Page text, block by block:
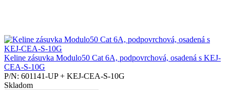
Keline zásuvka Modulo50 Cat 6A, podpovrchová, osadená s KEJ-
CEA-S-10G
P/N: 601141-UP + KEJ-CEA-S-10G
Skladom